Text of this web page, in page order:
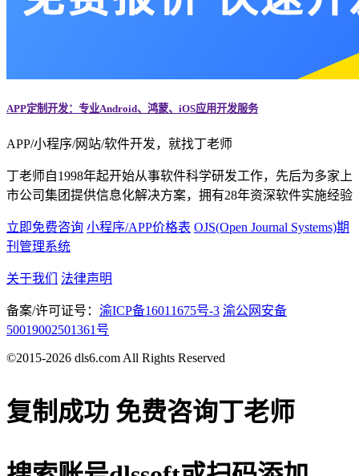
APP定制开发：专业Android、鸿蒙、iOS应用开发服务
APP/小程序/网站/软件开发，就找丁老师
丁老师自1998年起开始从事软件科学研发工作，先后为多家上
市公司集团提供信息化解决方案，拥有28年资深软件实施经验
立即免费咨询 小程序/APP价格表 OJS(Open Journal Systems)期
刊管理系统
关于我们 法律声明
备案/许可证号： 渝ICP备16011675号-3 渝公网安备
50019002501361号
©2015-2026 dls6.com All Rights Reserved
复制成功 免费咨询丁老师